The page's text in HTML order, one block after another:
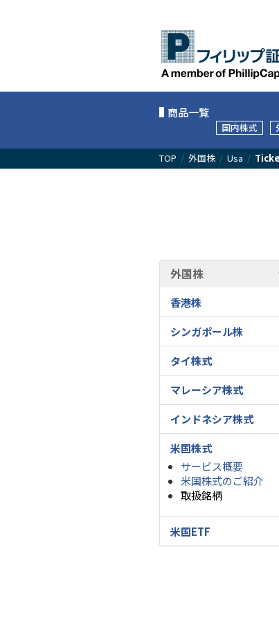
商品一覧
国内株式
TOP / 外国株/ Usa /
外国株
香港株
シンガポール株
タイ株式
マレーシア株式
インドネシア株式
米国株式
サービス概要
米国株式のご紹介
取扱銘柄
米国ETF